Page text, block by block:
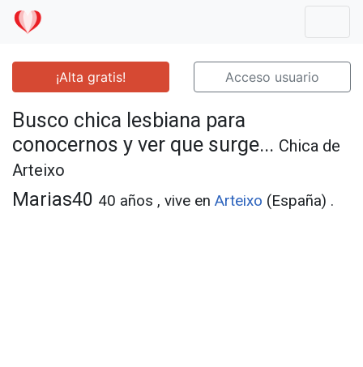
¡Alta gratis! Acceso usuario
Busco chica lesbiana para
conocernos y ver que surge... Chica de
Arteixo
Marias40 40 años , vive en Arteixo (España) .